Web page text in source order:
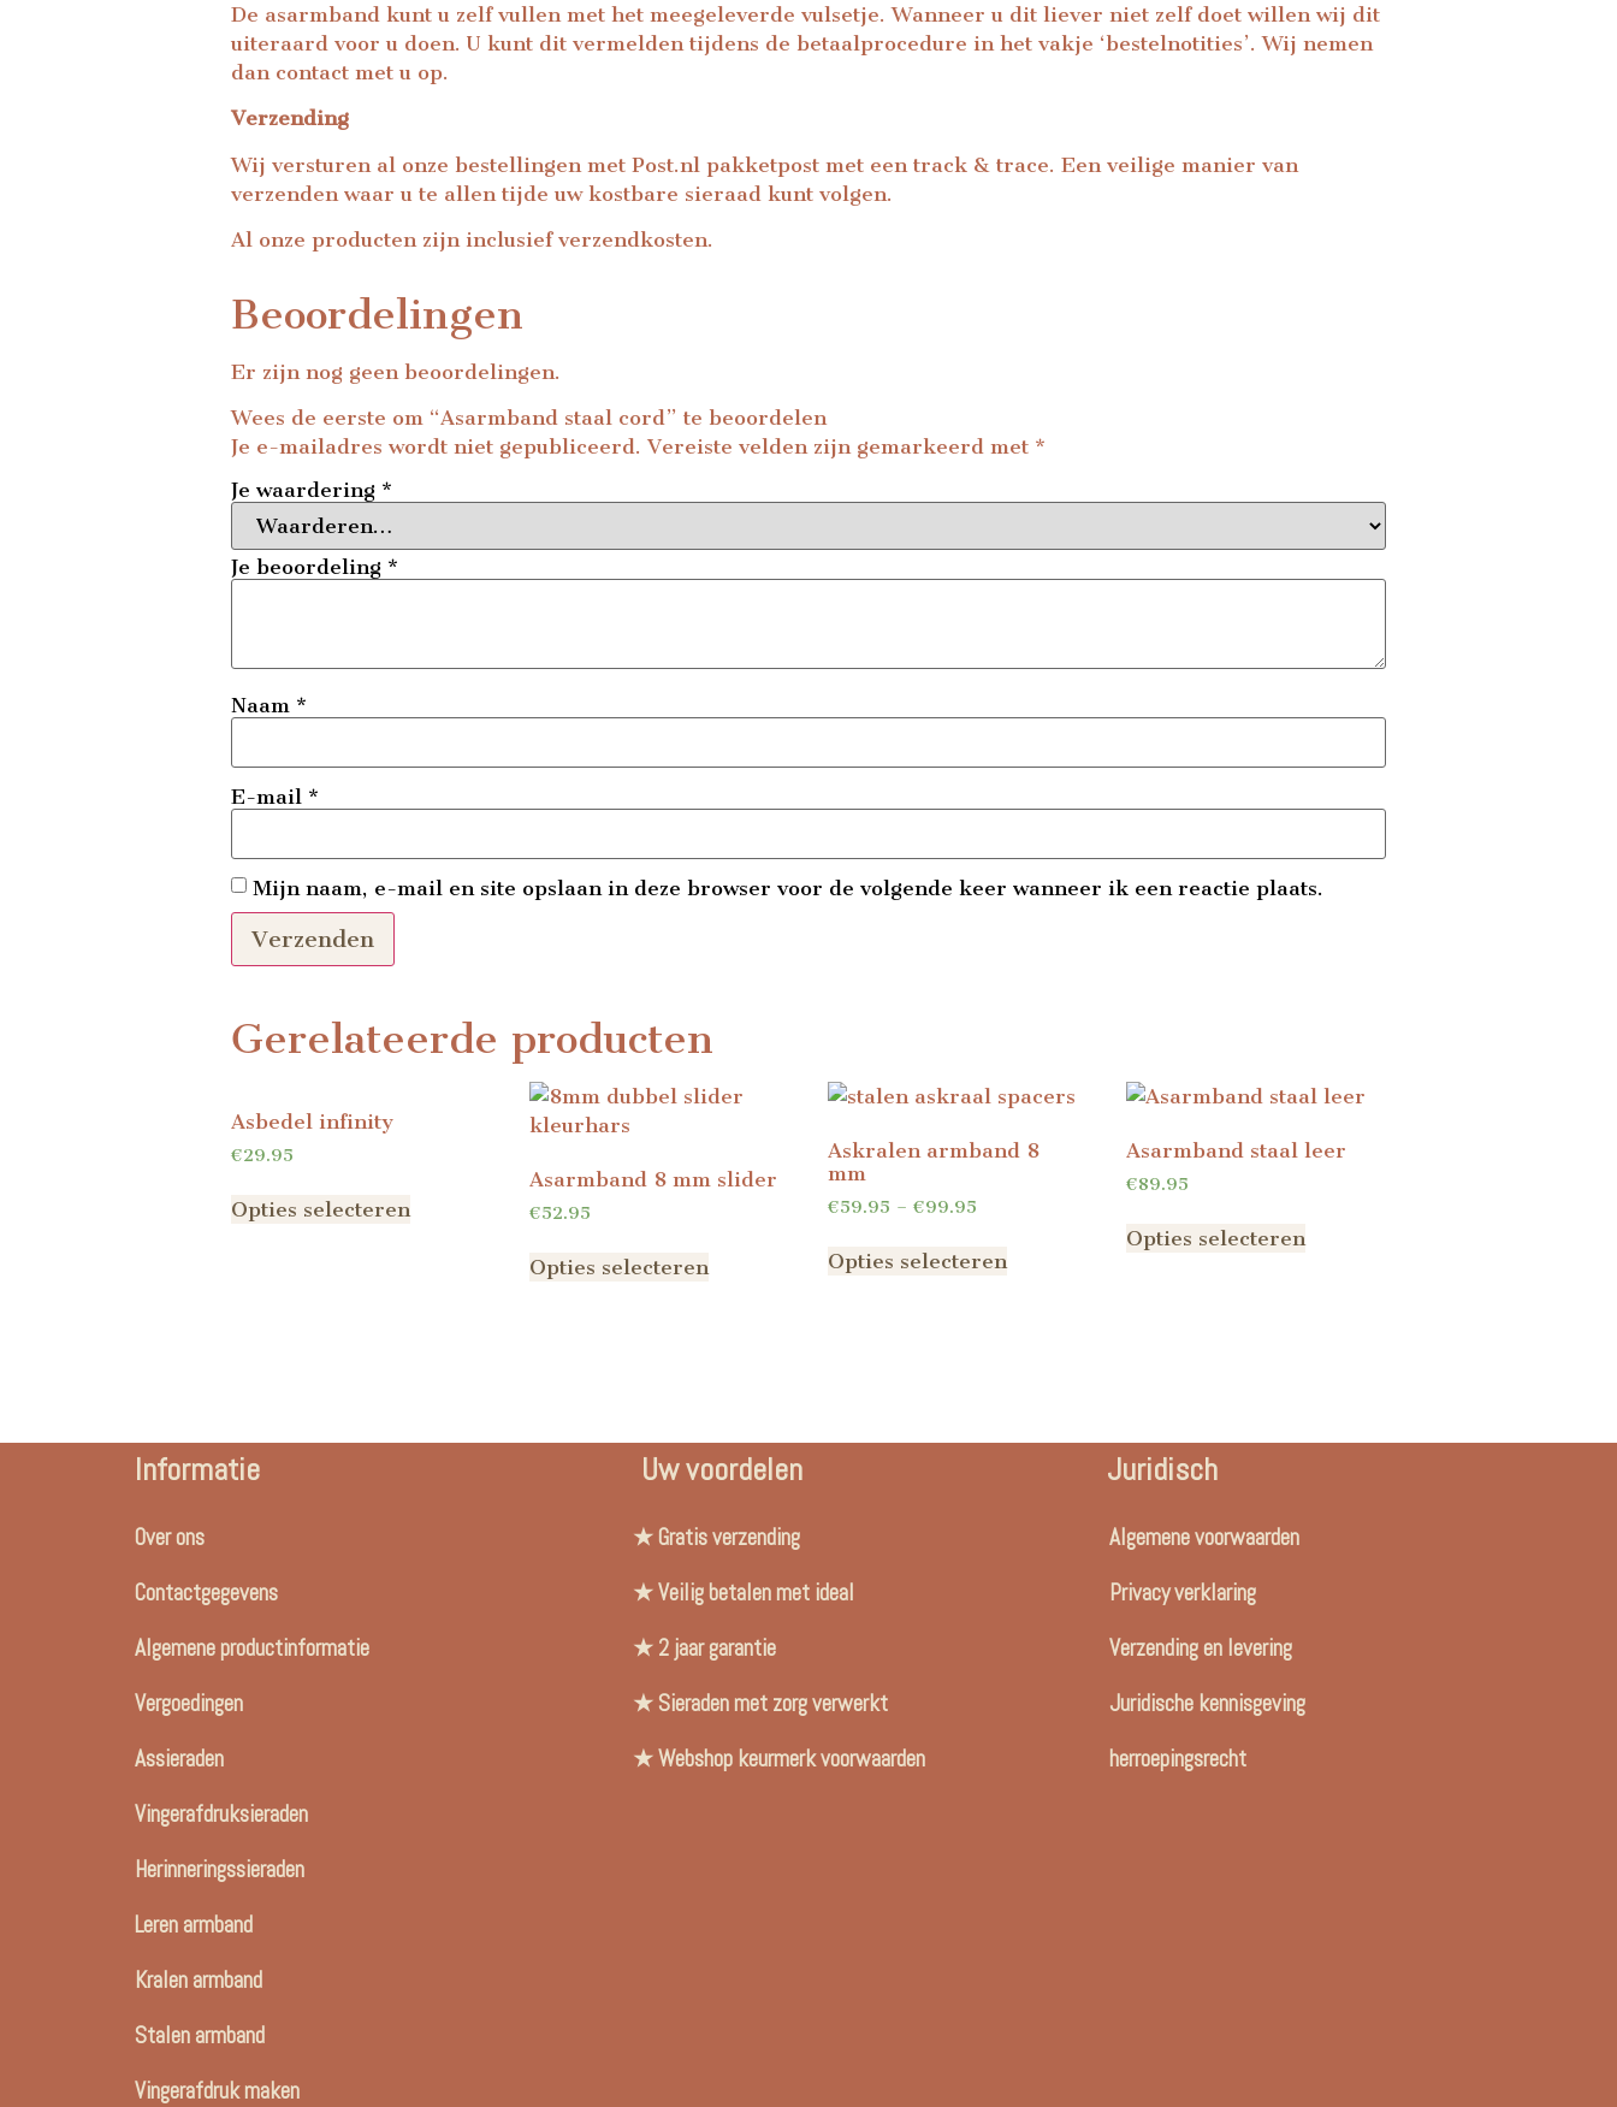
De asarmband kunt u zelf vullen met het meegeleverde vulsetje. Wanneer u dit liever niet zelf doet willen wij dit
uiteraard voor u doen. U kunt dit vermelden tijdens de betaalprocedure in het vakje ‘bestelnotities’. Wij nemen
dan contact met u op.
Verzending
Wij versturen al onze bestellingen met Post.nl pakketpost met een track & trace. Een veilige manier van
verzenden waar u te allen tijde uw kostbare sieraad kunt volgen.
Al onze producten zijn inclusief verzendkosten.
Beoordelingen
Er zijn nog geen beoordelingen.
Wees de eerste om “Asarmband staal cord” te beoordelen
Je e-mailadres wordt niet gepubliceerd. Vereiste velden zijn gemarkeerd met *
Je waardering *
Je beoordeling *
Naam *
E-mail *
Mijn naam, e-mail en site opslaan in deze browser voor de volgende keer wanneer ik een reactie plaats.
Gerelateerde producten
Asbedel infinity
€29.95
Opties selecteren
Asarmband 8 mm slider
€52.95
Opties selecteren
Askralen armband 8
mm
€59.95 –€99.95
Opties selecteren
Asarmband staal leer
€89.95
Opties selecteren
Informatie
Over ons
Contactgegevens
Algemene productinformatie
Vergoedingen
Assieraden
Vingerafdruksieraden
Herinneringssieraden
Leren armband
Kralen armband
Stalen armband
Vingerafdruk maken
Uw voordelen
★ Gratis verzending
★ Veilig betalen met ideal
★ 2 jaar garantie
★ Sieraden met zorg verwerkt
★ Webshop keurmerk voorwaarden
Juridisch
Algemene voorwaarden
Privacy verklaring
Verzending en levering
Juridische kennisgeving
herroepingsrecht